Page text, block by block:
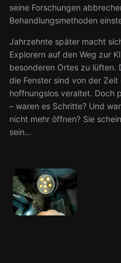
seine Forschungen
Behandlungsmethoden
Jahrzehnte später macht
Explorern auf den Weg zur
besonderen Ortes zu lüften.
die Fenster sind von der
hoffnungslos veraltet. Doch
– waren es Schritte? Und
nicht mehr öffnen? Sie
sein…